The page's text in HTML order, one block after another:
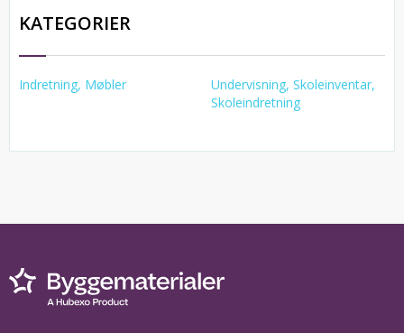
KATEGORIER
Indretning, Møbler
Undervisning, Skoleinventar,
Skoleindretning